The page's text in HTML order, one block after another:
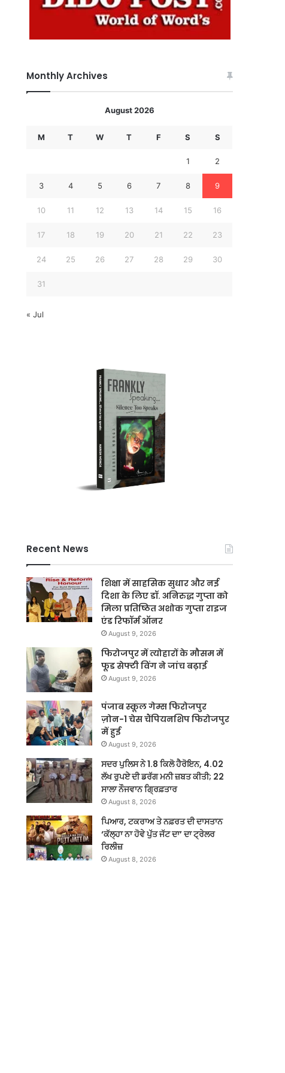
Monthly Archives
August 2026
M T W T F S S
1 2
3 4 5 6 7 8 9
10 11 12 13 14 15 16
17 18 19 20 21 22 23
24 25 26 27 28 29 30
31
« Jul
Recent News
शिक्षा में साहसिक सुधार और नई
दिशा के लिए डॉ. अनिरुद्ध गुप्ता को
मिला प्रतिष्ठित अशोक गुप्ता राइज
एंड रिफॉर्म ऑनर
August 9, 2026
फिरोजपुर में त्योहारों के मौसम में
फूड सेफ्टी विंग ने जांच बढ़ाई
August 9, 2026
पंजाब स्कूल गेम्स फिरोजपुर
ज़ोन-1 चेस चैंपियनशिप फिरोजपुर
में हुई
August 9, 2026
ਸਦਰ ਪੁਲਿਸ ਨੇ 1.8 ਕਿਲੋ ਹੈਰੋਇਨ, 4.02
ਲੱਖ ਰੁਪਏ ਦੀ ਡਰੱਗ ਮਨੀ ਜ਼ਬਤ ਕੀਤੀ; 22
ਸਾਲਾ ਨੌਜਵਾਨ ਗ੍ਰਿਫ਼ਤਾਰ
August 8, 2026
ਪਿਆਰ, ਟਕਰਾਅ ਤੇ ਨਫ਼ਰਤ ਦੀ ਦਾਸਤਾਨ
‘ਕੱਲ੍ਹਾ ਨਾ ਹੋਵੇ ਪੁੱਤ ਜੱਟ ਦਾ’ ਦਾ ਟ੍ਰੇਲਰ
ਰਿਲੀਜ਼
August 8, 2026